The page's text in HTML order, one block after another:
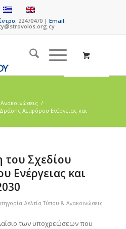
22470470 |Email:
/
Αειφόρου Ενέργειας και
Σχεδίου
Ενέργειας και
Δελτία Τύπου & Ανακοινώσεις
των υποχρεώσεων που